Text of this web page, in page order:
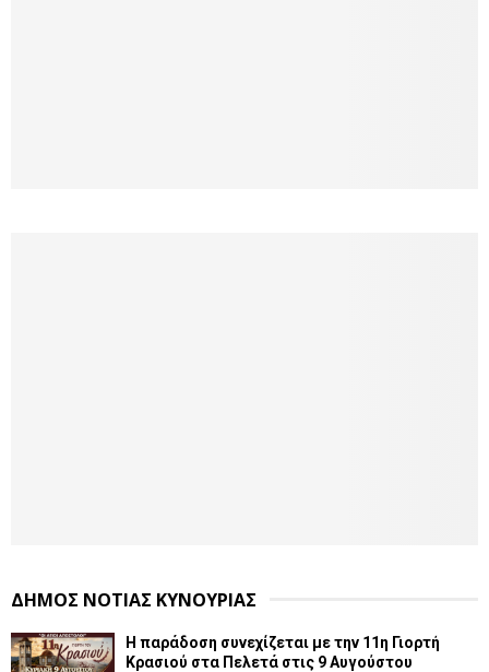
ΔΗΜΟΣ ΝΟΤΙΑΣ ΚΥΝΟΥΡΙΑΣ
Η παράδοση συνεχίζεται με την 11η Γιορτή
Κρασιού στα Πελετά στις 9 Αυγούστου